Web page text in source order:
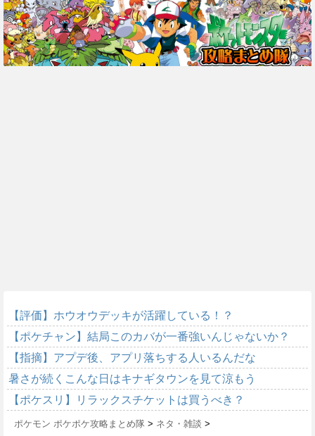
【評価】ホウオウデッキが活躍している！？
【ポケチャン】結局このカバが一番強いんじゃないか？
【指摘】アプデ後、アプリ落ちする人いるんだな
暑さが続くこんな日はキナギタウンを見て涼もう
【ポケスリ】リラックスチケットは買うべき？
ポケモン ポケポケ攻略まとめ隊 > ネタ・雑談 >